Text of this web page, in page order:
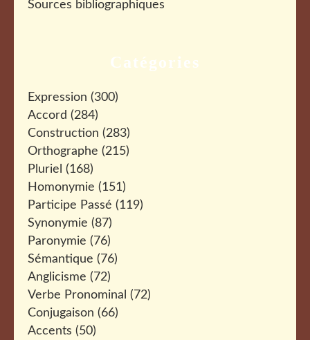
Catégories
Expression (300)
Accord (284)
Construction (283)
Orthographe (215)
Pluriel (168)
Homonymie (151)
Participe Passé (119)
Synonymie (87)
Paronymie (76)
Sémantique (76)
Anglicisme (72)
Verbe Pronominal (72)
Conjugaison (66)
Accents (50)
Sources bibliographiques